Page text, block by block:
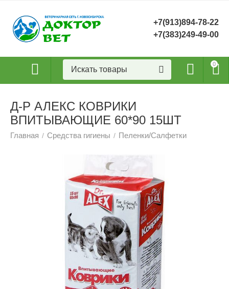
+7(913)894-78-22
+7(383)249-49-00
0
Д-Р АЛЕКС КОВРИКИ
ВПИТЫВАЮЩИЕ 60*90 15ШТ
Главная / Средства гигиены / Пеленки/Салфетки